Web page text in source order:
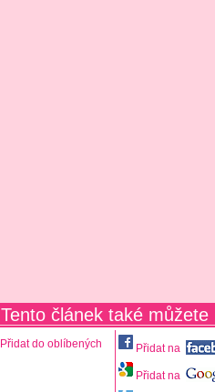
Tento článek také můžete
Přidat do oblíbených Přidat na
Přidat na